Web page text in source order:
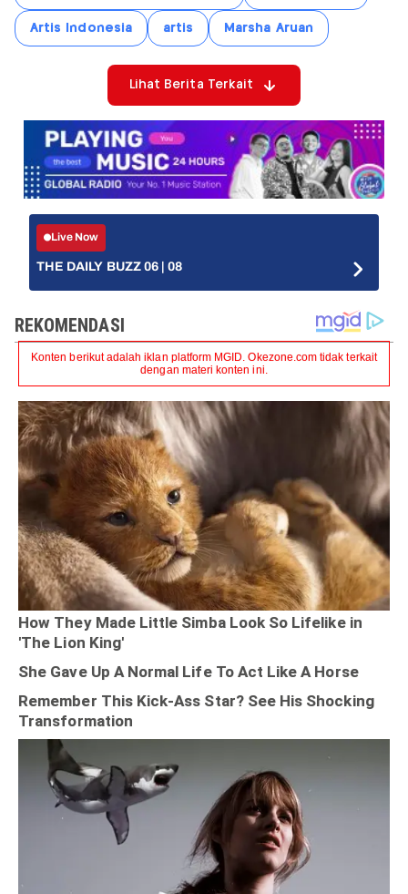
Artis Indonesia artis Marsha Aruan
Lihat Berita Terkait
Live Now
THE DAILY BUZZ 06 | 08